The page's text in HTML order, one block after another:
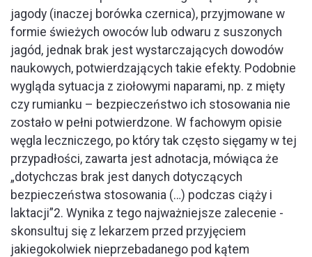
jagody (inaczej borówka czernica), przyjmowane w
formie świeżych owoców lub odwaru z suszonych
jagód, jednak brak jest wystarczających dowodów
naukowych, potwierdzających takie efekty. Podobnie
wygląda sytuacja z ziołowymi naparami, np. z mięty
czy rumianku – bezpieczeństwo ich stosowania nie
zostało w pełni potwierdzone. W fachowym opisie
węgla leczniczego, po który tak często sięgamy w tej
przypadłości, zawarta jest adnotacja, mówiąca że
„dotychczas brak jest danych dotyczących
bezpieczeństwa stosowania (…) podczas ciąży i
laktacji”2. Wynika z tego najważniejsze zalecenie -
skonsultuj się z lekarzem przed przyjęciem
jakiegokolwiek nieprzebadanego pod kątem